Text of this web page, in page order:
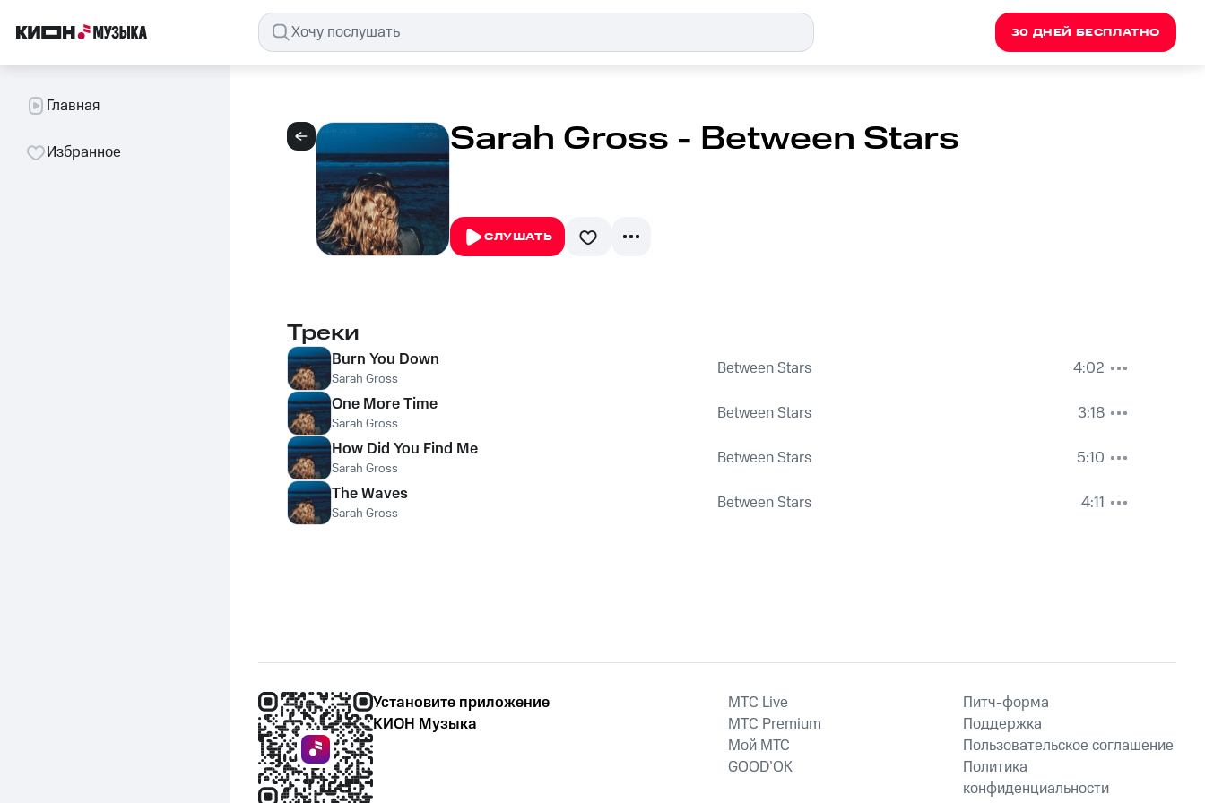
30 ДНЕЙ БЕСПЛАТНО
Главная
Избранное Sarah Gross - Between Stars
СЛУШАТЬ
Треки
Burn You Down
Sarah Gross Between Stars
4:02
One More Time
Sarah Gross Between Stars
3:18
How Did You Find Me
Sarah Gross Between Stars
5:10
The Waves
Sarah Gross Between Stars 4:11
Установите приложение
КИОН Музыка
MTС Live
MTС Premium
Мой МТС
GOOD’OK
Питч-форма
Поддержка
Пользовательское соглашение
Политика
конфиденциальности